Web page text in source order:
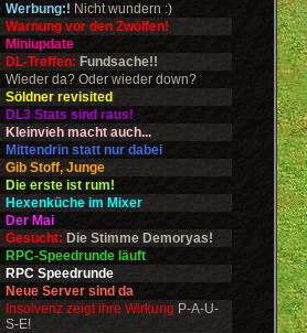
Werbung:! Nicht wundern :)
Warnung vor den Zwölfen!
Miniupdate
DL-Treffen: Fundsache!!
Wieder da? Oder wieder down?
Söldner revisited
DL3 Stats sind raus!
Kleinvieh macht auch...
Mittendrin statt nur dabei
Gib Stoff, Junge
Die erste ist rum!
Hexenküche im Mixer
Der Mai
Gesucht: Die Stimme Demoryas!
RPC-Speedrunde läuft
RPC Speedrunde
Neue Server sind da
Insolvenz zeigt ihre Wirkung P-A-U-
S-E!